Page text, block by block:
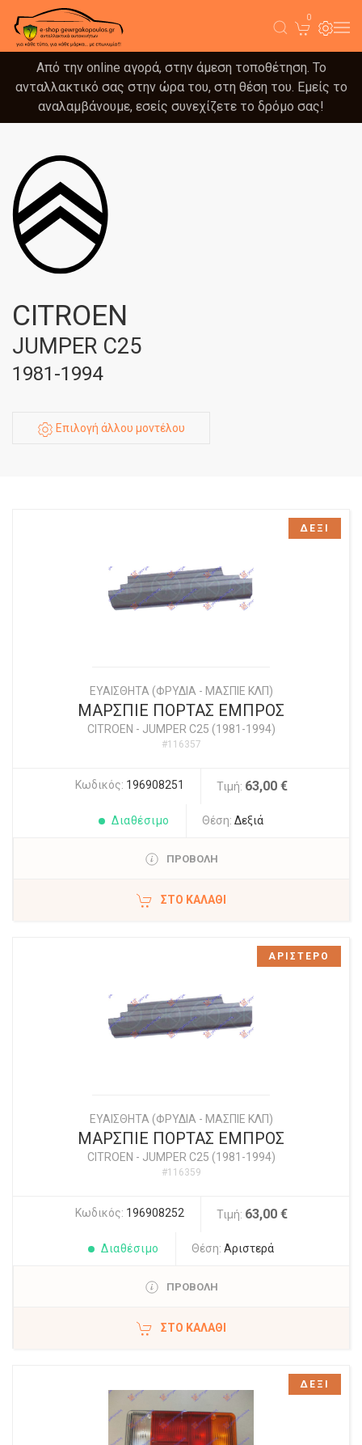
0
Από την online αγορά, στην άμεση τοποθέτηση. Το
ανταλλακτικό σας στην ώρα του, στη θέση του. Εμείς το
αναλαμβάνουμε, εσείς συνεχίζετε το δρόμο σας!
CITROEN
JUMPER C25
1981-1994
Επιλογή άλλου μοντέλου
ΕΥΑΙΣΘΗΤΑ (ΦΡΥΔΙΑ - ΜΑΣΠΙΕ ΚΛΠ)
ΜΑΡΣΠΙΕ ΠΟΡΤΑΣ ΕΜΠΡΟΣ
CITROEN - JUMPER C25 (1981-1994)
#116357
Κωδικός: 196908251 Τιμή: 63,00 €
Διαθέσιμο Θέση: Δεξιά
ΠΡΟΒΟΛΗ
ΣΤΟ ΚΑΛΆΘΙ
ΔΕΞΙ
ΕΥΑΙΣΘΗΤΑ (ΦΡΥΔΙΑ - ΜΑΣΠΙΕ ΚΛΠ)
ΜΑΡΣΠΙΕ ΠΟΡΤΑΣ ΕΜΠΡΟΣ
CITROEN - JUMPER C25 (1981-1994)
#116359
Κωδικός: 196908252 Τιμή: 63,00 €
Διαθέσιμο Θέση: Αριστερά
ΠΡΟΒΟΛΗ
ΣΤΟ ΚΑΛΆΘΙ
ΑΡΙΣΤΕΡΟ
ΔΕΞΙ